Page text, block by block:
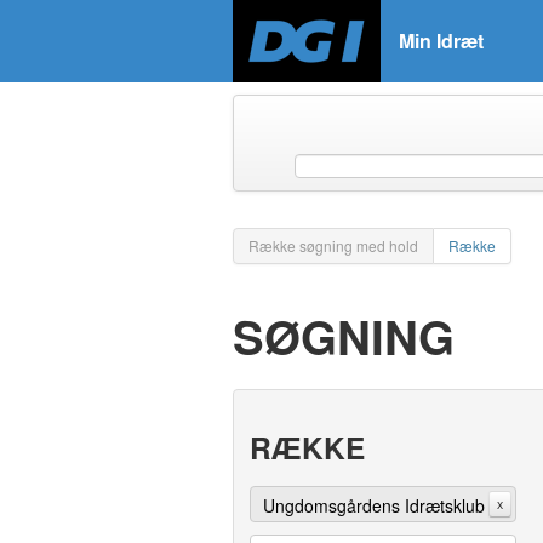
Min Idræt
Række søgning med hold Række
SØGNING
RÆKKE
Ungdomsgårdens Idrætsklub x